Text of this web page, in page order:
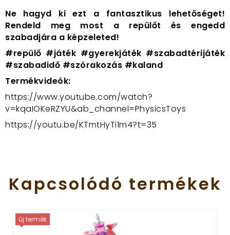
Ne hagyd ki ezt a fantasztikus lehetőséget!
Rendeld meg most a repülőt és engedd
szabadjára a képzeleted!
#repülő #játék #gyerekjáték #szabadtérijáték
#szabadidő #szórakozás #kaland
Termékvideók:
https://www.youtube.com/watch?
v=kqaIOKeRZYU&ab_channel=PhysicsToys
https://youtu.be/KTmtHyTi1m4?t=35
Kapcsolódó termékek
új termék